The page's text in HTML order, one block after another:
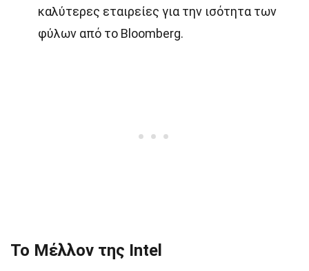
καλύτερες εταιρείες για την ισότητα των
φύλων από το Bloomberg.
Το Μέλλον της Intel